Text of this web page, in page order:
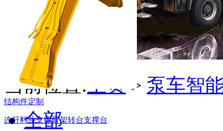
结构件定制
连杆料斗支腿臂架转台支撑台
当前位置: 主页 > 泵车智
全部